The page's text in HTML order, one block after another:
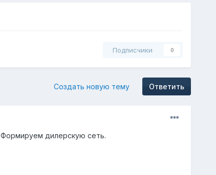
Подписчики 0
Ответить
Создать новую тему
дилерскую сеть.